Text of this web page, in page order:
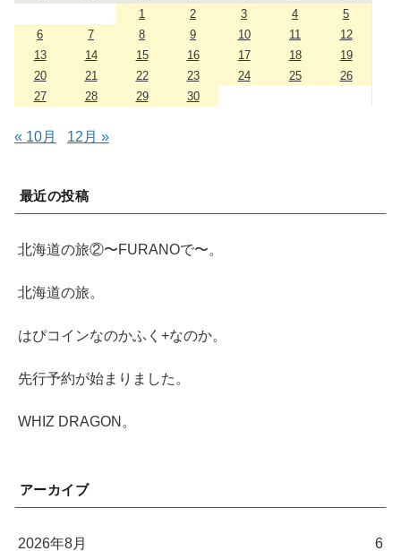
1
2 3 4
5
6
7 8 9 10 11
12
13
14 15 16 17 18
19
20
21 22 23 24 25
26
27
28 29 30
« 10月 12月 »
最近の投稿
北海道の旅②〜FURANOで〜。
北海道の旅。
はぴコインなのかふく+なのか。
先行予約が始まりました。
WHIZ DRAGON。
アーカイブ
2026年8月 6